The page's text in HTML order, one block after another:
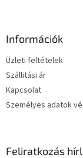
Információk
Üzleti feltételek
Szállitási ár
Kapcsolat
Személyes adatok
Feliratkozás